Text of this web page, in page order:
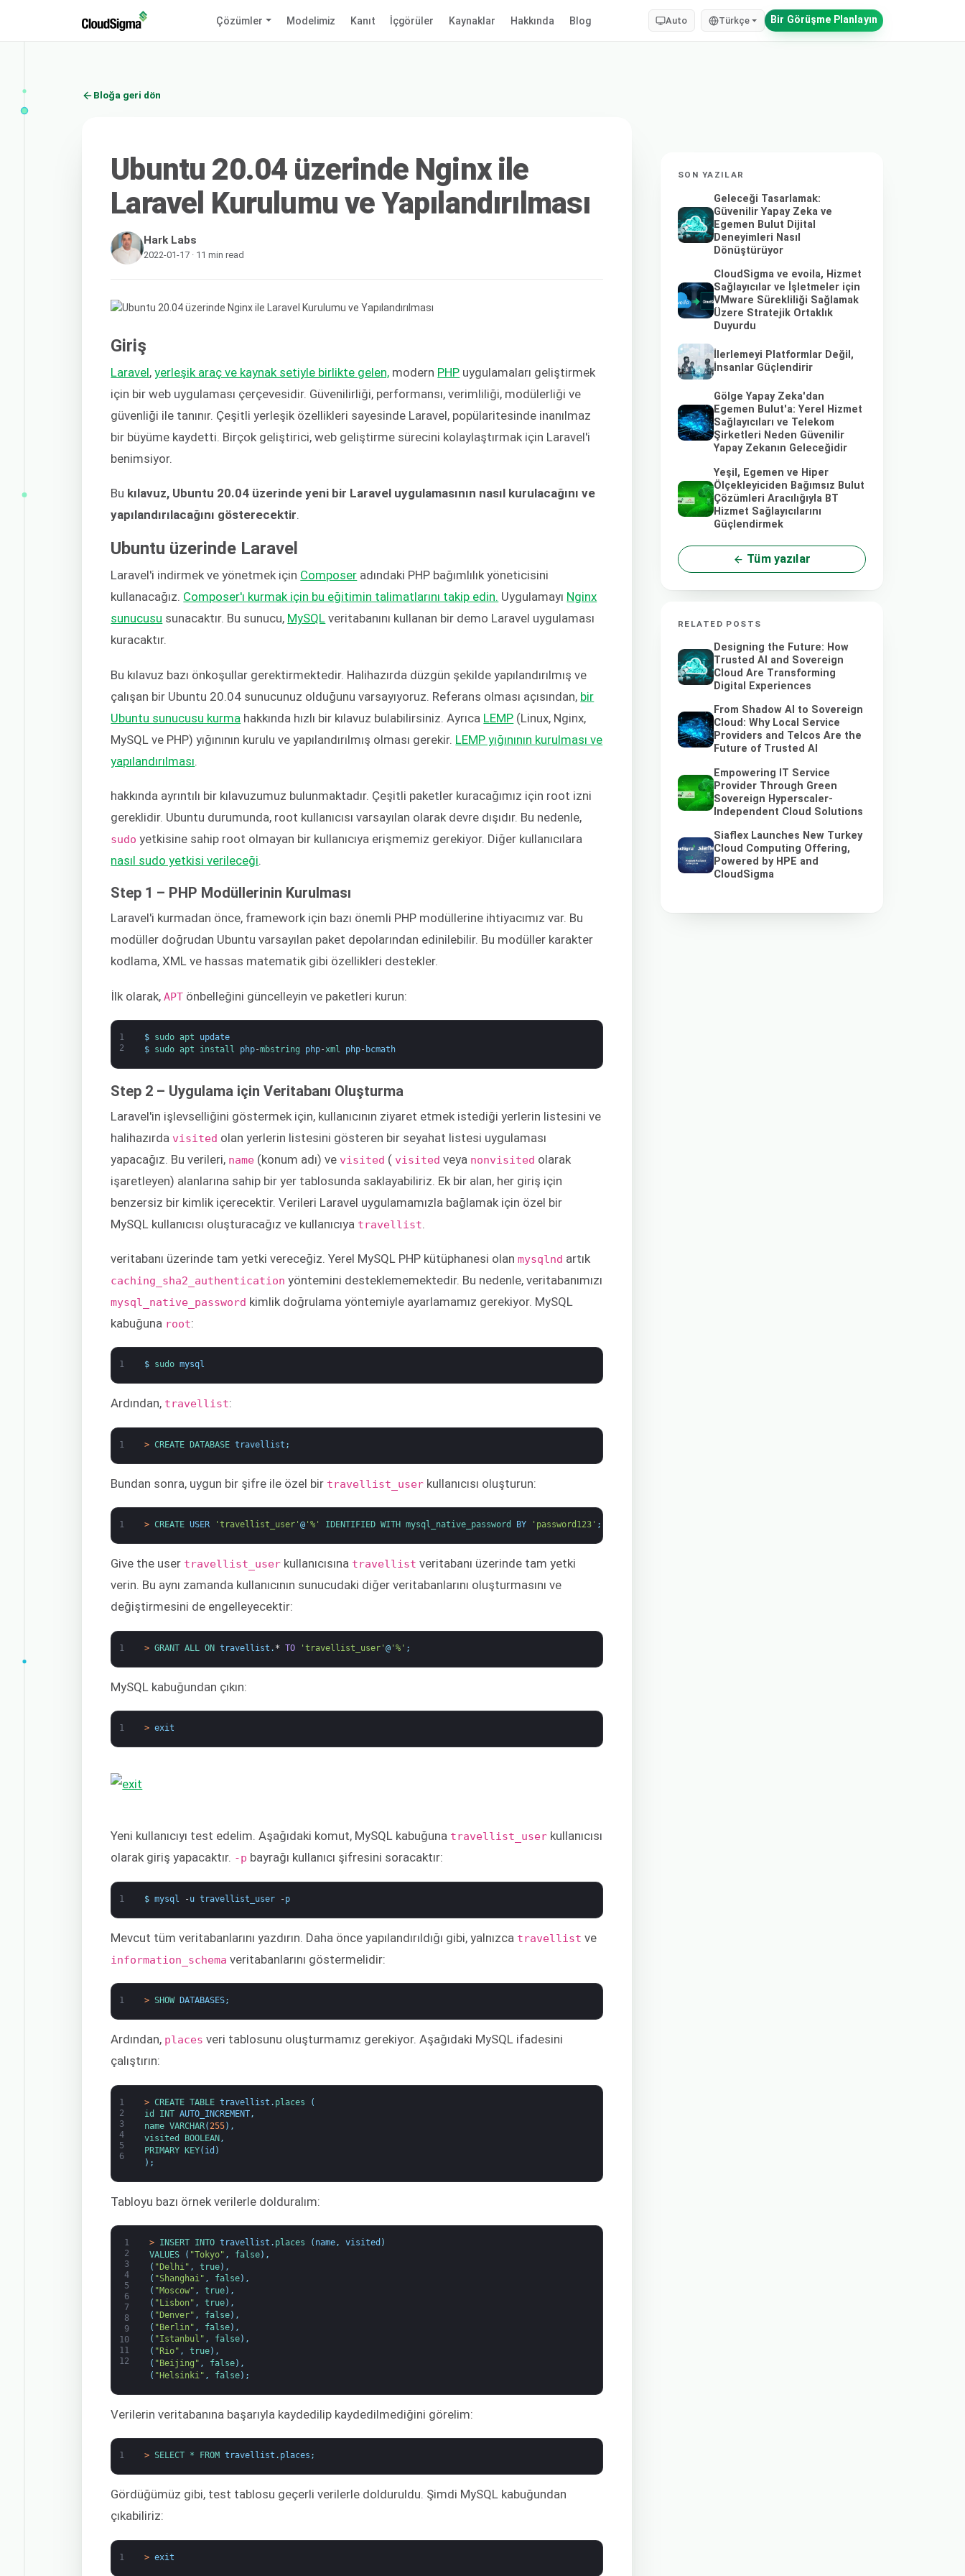
Çözümler Modelimiz Kanıt İçgörüler Kaynaklar Hakkında Blog Auto Türkçe Bir Görüşme Planlayın
Bloğa geri dön
Ubuntu 20.04 üzerinde Nginx ile
Laravel Kurulumu ve Yapılandırılması
Hark Labs
2022-01-17 · 11 min read
Giriş
Laravel,yerleşik araç ve kaynak setiyle birlikte gelen, modern PHP uygulamaları geliştirmek
için bir web uygulaması çerçevesidir. Güvenilirliği, performansı, verimliliği, modülerliği ve
güvenliği ile tanınır. Çeşitli yerleşik özellikleri sayesinde Laravel, popülaritesinde inanılmaz
bir büyüme kaydetti. Birçok geliştirici, web geliştirme sürecini kolaylaştırmak için Laravel'i
benimsiyor.
Bu kılavuz, Ubuntu 20.04 üzerinde yeni bir Laravel uygulamasının nasıl kurulacağını ve
yapılandırılacağını gösterecektir
Ubuntu üzerinde Laravel
Laravel'i indirmek ve yönetmek için Composer adındaki PHP bağımlılık yöneticisini
kullanacağız. Composer'ı kurmak için bu eğitimin talimatlarını takip edin. Uygulamayı Nginx
sunucusu sunacaktır. Bu sunucu, MySQL veritabanını kullanan bir demo Laravel uygulaması
kuracaktır.
Bu kılavuz bazı önkoşullar gerektirmektedir. Halihazırda düzgün şekilde yapılandırılmış ve
çalışan bir Ubuntu 20.04 sunucunuz olduğunu varsayıyoruz. Referans olması açısından, bir
Ubuntu sunucusu kurma hakkında hızlı bir kılavuz bulabilirsiniz. Ayrıca LEMP (Linux, Nginx,
MySQL ve PHP) yığınının kurulu ve yapılandırılmış olması gerekir. LEMP yığınının kurulması ve
yapılandırılması
hakkında ayrıntılı bir kılavuzumuz bulunmaktadır. Çeşitli paketler kuracağımız için root izni
gereklidir. Ubuntu durumunda, root kullanıcısı varsayılan olarak devre dışıdır. Bu nedenle,
sudo yetkisine sahip root olmayan bir kullanıcıya erişmemiz gerekiyor. Diğer kullanıcılara
nasıl sudo yetkisi verileceği.
Step 1 – PHP Modüllerinin Kurulması
Laravel'i kurmadan önce, framework için bazı önemli PHP modüllerine ihtiyacımız var. Bu
modüller doğrudan Ubuntu varsayılan paket depolarından edinilebilir. Bu modüller karakter
kodlama, XML ve hassas matematik gibi özellikleri destekler.
İlk olarak,APT önbelleğini güncelleyin ve paketleri kurun:
1
2
$ sudo apt update
$ sudo apt install php-mbstring php-xml php- bcmath
Step 2 – Uygulama için Veritabanı Oluşturma
Laravel'in işlevselliğini göstermek için, kullanıcının ziyaret etmek istediği yerlerin listesini ve
halihazırda visited olan yerlerin listesini gösteren bir seyahat listesi uygulaması
yapacağız. Bu verileri, name (konum adı) ve visited ( visited veya nonvisited olarak
işaretleyen) alanlarına sahip bir yer tablosunda saklayabiliriz. Ek bir alan, her giriş için
benzersiz bir kimlik içerecektir. Verileri Laravel uygulamamızla bağlamak için özel bir
MySQL kullanıcısı oluşturacağız ve kullanıcıya travellist
veritabanı üzerinde tam yetki vereceğiz. Yerel MySQL PHP kütüphanesi olanmysqlnd artık
caching_sha2_authentication yöntemini desteklememektedir. Bu nedenle, veritabanımızı
mysql_native_password kimlik doğrulama yöntemiyle ayarlamamız gerekiyor. MySQL
kabuğuna root:
1 $ sudo mysql
Ardından, travellist:
1 > CREATE DATABASE travellist ;
Bundan sonra, uygun bir şifre ile özel bir travellist_user kullanıcısı oluşturun:
1 > CREATE USER 'travellist_user' @'%' IDENTIFIED WITH mysql_native_password BY 'password123' ;
Give the user travellist_user kullanıcısına travellist veritabanı üzerinde tam yetki
verin. Bu aynı zamanda kullanıcının sunucudaki diğer veritabanlarını oluşturmasını ve
değiştirmesini de engelleyecektir:
1 > GRANT ALL ON travellist . * TO 'travellist_user' @'%' ;
MySQL kabuğundan çıkın:
1 > exit
Yeni kullanıcıyı test edelim. Aşağıdaki komut, MySQL kabuğuna travellist_user kullanıcısı
olarak giriş yapacaktır. -p bayrağı kullanıcı şifresini soracaktır:
1 $ mysql -u travellist_user -p
Mevcut tüm veritabanlarını yazdırın. Daha önce yapılandırıldığı gibi, yalnızca travellist ve
information_schema veritabanlarını göstermelidir:
1 > SHOW DATABASES;
Ardından, places veri tablosunu oluşturmamız gerekiyor. Aşağıdaki MySQL ifadesini
çalıştırın:
1
2
3
4
5
6
> CREATE TABLE travellist . places
(
id INT AUTO_INCREMENT,
name VARCHAR(255) ,
visited
BOOLEAN ,
PRIMARY KEY( id )
) ;
Tabloyu bazı örnek verilerle dolduralım:
1
2
3
4
5
6
7
8
9
10
11
12
> INSERT INTO travellist . places ( name, visited )
VALUES
( "Tokyo" , false) ,
( "Delhi" , true) ,
( "Shanghai" , false) ,
( "Moscow" , true) ,
( "Lisbon" , true) ,
( "Denver" , false) ,
( "Berlin" , false) ,
( "Istanbul" , false) ,
( "Rio" , true) ,
( "Beijing" , false) ,
( "Helsinki" , false) ;
Verilerin veritabanına başarıyla kaydedilip kaydedilmediğini görelim:
1 > SELECT * FROM travellist . places ;
Gördüğümüz gibi, test tablosu geçerli verilerle dolduruldu. Şimdi MySQL kabuğundan
çıkabiliriz:
1 > exit
SON YAZILAR
Geleceği Tasarlamak:
Güvenilir Yapay Zeka ve
Egemen Bulut Dijital
Deneyimleri Nasıl
Dönüştürüyor
CloudSigma ve evoila, Hizmet
Sağlayıcılar ve İşletmeler için
VMware Sürekliliği Sağlamak
Üzere Stratejik Ortaklık
Duyurdu
İlerlemeyi Platformlar Değil,
İnsanlar Güçlendirir
Gölge Yapay Zeka'dan
Egemen Bulut'a: Yerel Hizmet
Sağlayıcıları ve Telekom
Şirketleri Neden Güvenilir
Yapay Zekanın Geleceğidir
Yeşil, Egemen ve Hiper
Ölçekleyiciden Bağımsız Bulut
Çözümleri Aracılığıyla BT
Hizmet Sağlayıcılarını
Güçlendirmek
Tüm yazılar
RELATED POSTS
Designing the Future: How
Trusted AI and Sovereign
Cloud Are Transforming
Digital Experiences
From Shadow AI to Sovereign
Cloud: Why Local Service
Providers and Telcos Are the
Future of Trusted AI
Empowering IT Service
Provider Through Green
Sovereign Hyperscaler-
Independent Cloud Solutions
Siaflex Launches New Turkey
Cloud Computing Offering,
Powered by HPE and
CloudSigma